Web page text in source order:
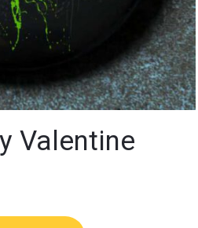
Valentine